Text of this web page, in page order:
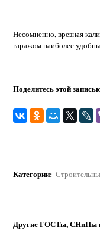
Несомненно, врезная
гаражом наиболее
Поделитесь этой
Категории:
Другие ГОСТы, СНиПы и